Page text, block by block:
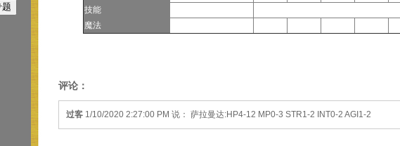
技能
魔法
评论：
过客 1/10/2020 2:27:00 PM 说： 萨拉曼达:HP4-12 MP0-3 STR1-2 INT0-2 AGI1-2